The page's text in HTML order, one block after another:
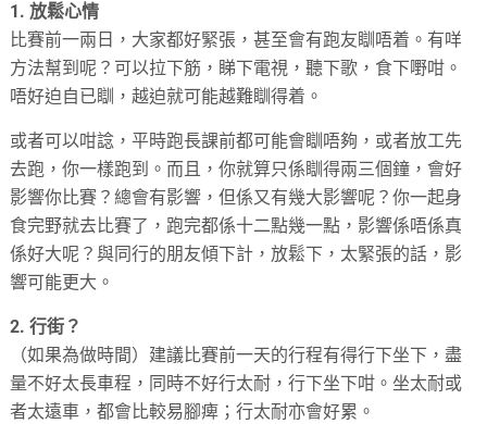
1. 放鬆心情
比賽前一兩日，大家都好緊張，甚至會有跑友瞓唔着。 有咩
方法幫到呢？可以拉下筋，睇下電視，聽下歌，食下嘢咁。
唔好迫自已瞓，越迫就可能越難瞓得着。
或者可以咁諗，平時跑長課前都可能會瞓唔夠，或者放工先
去跑，你一樣跑到。而且，你就算只係瞓得兩三個鐘，會好
影響你比賽？總會有影響，但係又有幾大影響呢？你一起身
食完野就去比賽了， 跑完都係十二點幾一點，影響係唔係真
係好大呢？與同行的朋友傾下計，放鬆下，太緊張的話，影
響可能更大。
2. 行街？
（如果為做時間）建議比賽前一天的行程有得行下坐下，盡
量不好太長車程，同時不好行太耐，行下坐下咁。 坐太耐或
者太遠車，都會比較易腳痺；行太耐亦會好累。